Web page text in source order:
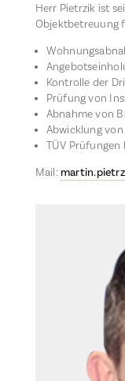
Herr Pietrzik ist
Objektbetreuung
Kontrolle der
Prüfung von
Abnahme von
Abwicklung
TÜV
Mail: